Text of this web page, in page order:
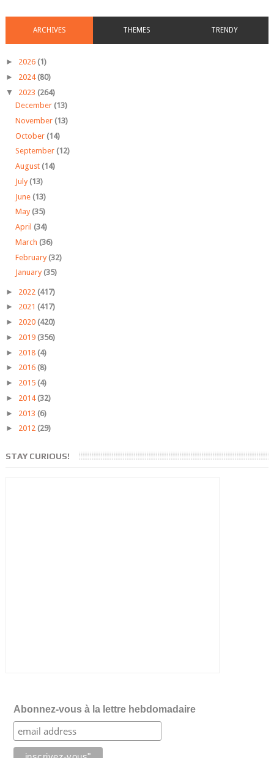
ARCHIVES THEMES TRENDY
► 2026 (1)
► 2024 (80)
▼ 2023 (264)
December (13)
November (13)
October (14)
September (12)
August (14)
July (13)
June (13)
May (35)
April (34)
March (36)
February (32)
January (35)
► 2022 (417)
► 2021 (417)
► 2020 (420)
► 2019 (356)
► 2018 (4)
► 2016 (8)
► 2015 (4)
► 2014 (32)
► 2013 (6)
► 2012 (29)
STAY CURIOUS!
Abonnez-vous à la lettre hebdomadaire